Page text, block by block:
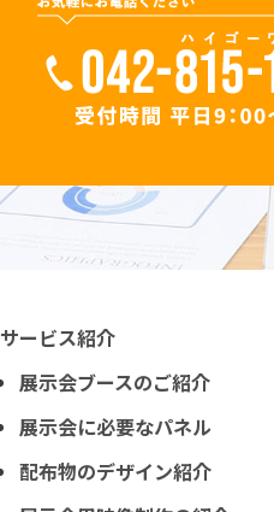
サービス紹介
展示会ブースのご紹介
展示会に必要なパネル
配布物のデザイン紹介